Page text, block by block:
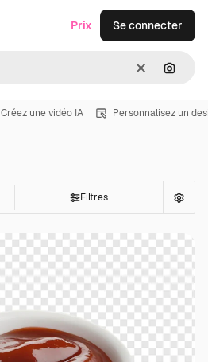
Effacer
Prix Se connecter
Créez une vidéo IA Personnalisez un
Filtres